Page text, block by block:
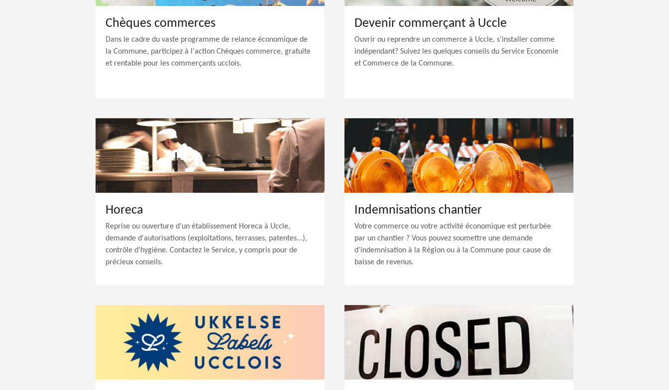
Chèques commerces
Dans le cadre du vaste programme de relance économique de
la Commune, participez à l'action Chèques commerce, gratuite
et rentable pour les commerçants ucclois.
Devenir commerçant à Uccle
Ouvrir ou reprendre un commerce à Uccle, s'installer comme
indépendant? Suivez les quelques conseils du Service Economie
et Commerce de la Commune.
Horeca
Reprise ou ouverture d'un établissement Horeca à Uccle,
demande d'autorisations (exploitations, terrasses, patentes...),
contrôle d'hygiène. Contactez le Service, y compris pour de
précieux conseils.
Indemnisations chantier
Votre commerce ou votre activité économique est perturbée
par un chantier ? Vous pouvez soumettre une demande
d'indemnisation à la Région ou à la Commune pour cause de
baisse de revenus.